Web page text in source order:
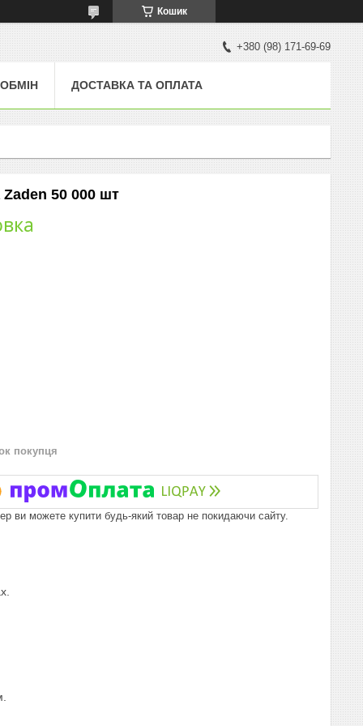
Кошик
+380 (98) 171-69-69
ДОСТАВКА ТА ОПЛАТА
Zaden 50 000 шт
покупця
ви можете купити будь-який товар не покидаючи сайту.